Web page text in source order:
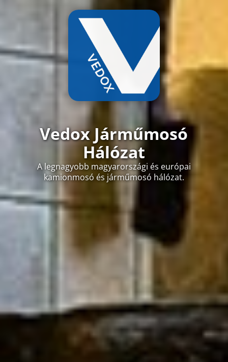
Vedox Járműmosó
Hálózat
A legnagyobb magyarországi és európai
kamionmosó és járműmosó hálózat.